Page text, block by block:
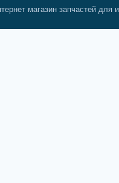
магазин запчастей для